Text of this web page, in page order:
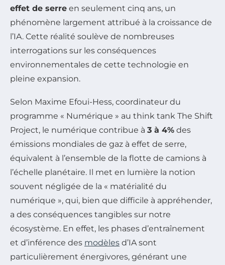
effet de serre en seulement cinq ans, un
phénomène largement attribué à la croissance de
l’IA. Cette réalité soulève de nombreuses
interrogations sur les conséquences
environnementales de cette technologie en
pleine expansion.
Selon Maxime Efoui-Hess, coordinateur du
programme « Numérique » au think tank The Shift
Project, le numérique contribue à 3 à 4% des
émissions mondiales de gaz à effet de serre,
équivalent à l’ensemble de la flotte de camions à
l’échelle planétaire. Il met en lumière la notion
souvent négligée de la « matérialité du
numérique », qui, bien que difficile à appréhender,
a des conséquences tangibles sur notre
écosystème. En effet, les phases d’entraînement
et d’inférence des modèles d’IA sont
particulièrement énergivores, générant une